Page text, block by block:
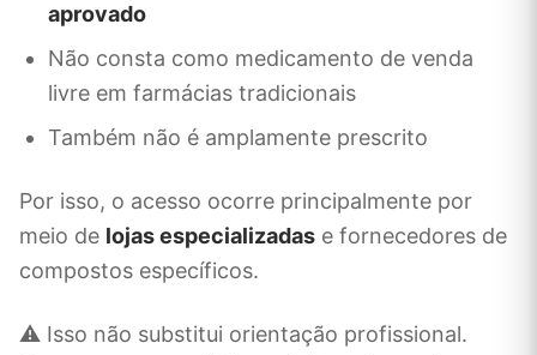
aprovado
Não consta como medicamento de venda
livre em farmácias tradicionais
Também não é amplamente prescrito
Por isso, o acesso ocorre principalmente por
meio de lojas especializadas e fornecedores de
compostos específicos.
⚠️ Isso não substitui orientação profissional.